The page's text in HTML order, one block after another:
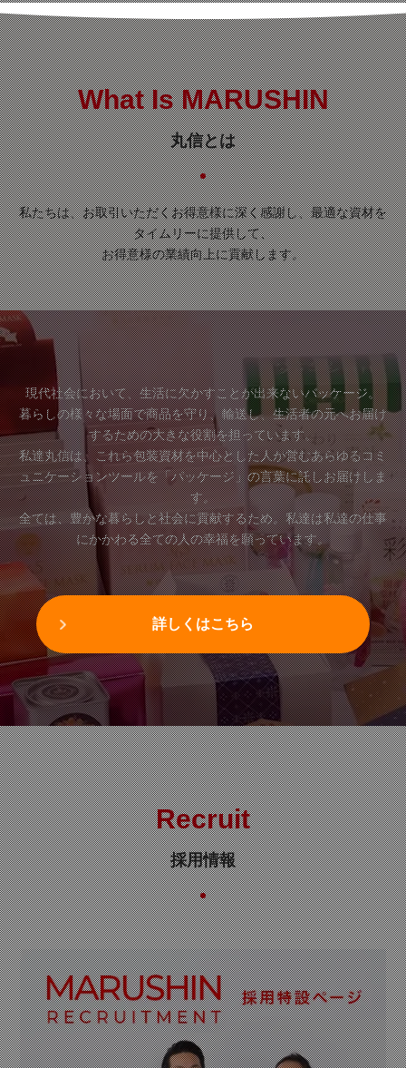
What Is MARUSHIN
丸信とは
私たちは、お取引いただくお得意様に深く感謝し、最適な資材を
タイムリーに提供して、
お得意様の業績向上に貢献します。
現代社会において、生活に欠かすことが出来ないパッケージ。
暮らしの様々な場面で商品を守り、輸送し、生活者の元へお届け
するための大きな役割を担っています。
私達丸信は、これら包装資材を中心とした人が営むあらゆるコミ
ュニケーションツールを「パッケージ」の言葉に託しお届けしま
す。
全ては、豊かな暮らしと社会に貢献するため。私達は私達の仕事
にかかわる全ての人の幸福を願っています。
詳しくはこちら
Recruit
採用情報